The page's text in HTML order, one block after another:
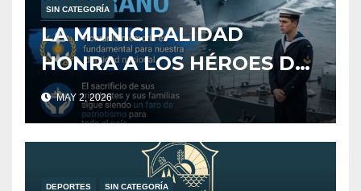
SIN CATEGORÍA
LA MUNICIPALIDAD
HONRA A LOS HÉROES DEL
CRUCERO ARA GENERAL
BELGRANO
MAY 2, 2026
DEPORTES SIN CATEGORÍA